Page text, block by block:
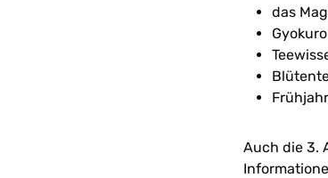
das
Auch die 3.